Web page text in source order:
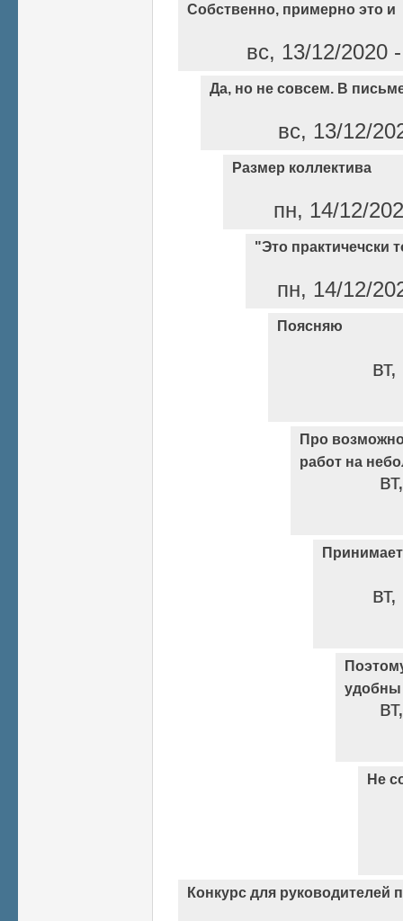
Собственно, примерно это и
вс, 13/12/2020
Да, но не совсем. В
вс, 13/12/
Размер коллектива
пн, 14/12/
"Это практичечски
пн, 14/12/
Поясняю
Про
работ на
удобны
Не
Конкурс для руководителей